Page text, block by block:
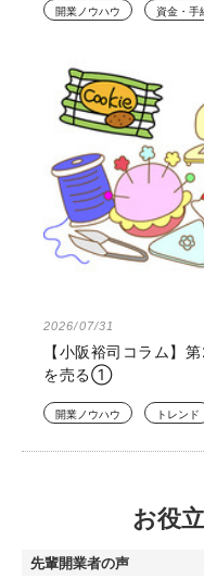
開業ノウハウ 資金・手
2026/07/31
【小阪裕司コラム】
を売る①
開業ノウハウ トレンド
お役
先輩開業者の声